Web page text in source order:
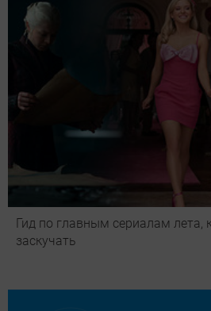
Гид по главным сериалам лета,
заскучать